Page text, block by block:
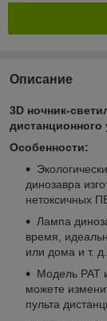
Описание
3D ночник-
дистанционного
Особенности:
динозавра
нетоксичных
Лампа
время,
или дома и т. д...
Модель PAT
можете
пульта